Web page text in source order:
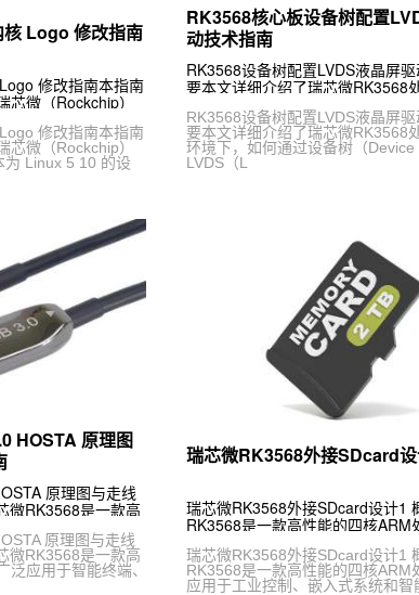
Logo 修改指南
修改指南本指南
微（Rockchip）
Linux 5 10 的设
修改指南本指南
芯微（Rockchip）
为 Linux 5 10 的设
RK3568核心板设备树配置
动技术指南
RK3568设备树配置LVDS液晶屏
要本文详细介绍了瑞芯微RK3568
环境下，如何通过设备树（
LVDS（L
RK3568设备树配置LVDS液晶屏
要本文详细介绍了瑞芯微RK3568
环境下，如何通过设备树（Device
LVDS（L
HOSTA 原理图
原理图与走线
微RK3568是一款高
原理图与走线
微RK3568是一款高
泛应用于智能终端、
瑞芯微RK3568外接SDcard
瑞芯微RK3568外接SDcard设计1
RK3568是一款高性能的四核ARM
卡作为常见
瑞芯微RK3568外接SDcard设计1
RK3568是一款高性能的四核ARM
应用于工业控制、嵌入式系统和智